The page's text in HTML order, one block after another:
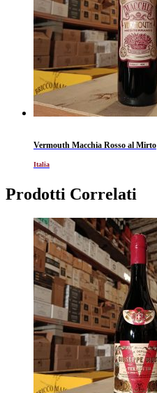
Vermouth Macchia Rosso al Mirto
Italia
Prodotti Correlati